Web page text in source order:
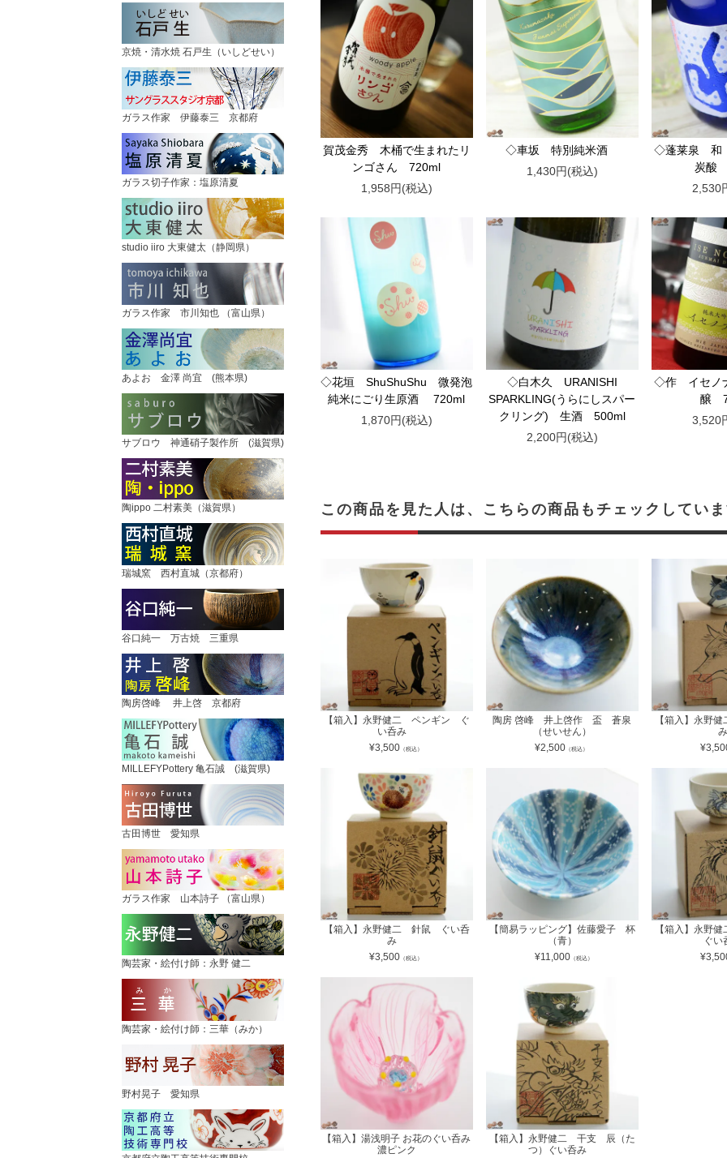
京焼・清水焼 石戸生（いしどせい）
ガラス作家 伊藤泰三 京都府
ガラス切子作家：塩原清夏
studio iiro 大東健太（静岡県）
ガラス作家 市川知也 （富山県）
あよお 金澤 尚宜 (熊本県)
サブロウ 神通硝子製作所 (滋賀県)
陶ippo 二村素美（滋賀県）
瑞城窯 西村直城（京都府）
谷口純一 万古焼 三重県
陶房啓峰 井上啓 京都府
MILLEFYPottery 亀石誠 (滋賀県)
古田博世 愛知県
ガラス作家 山本詩子 （富山県）
陶芸家・絵付け師：永野 健二
陶芸家・絵付け師：三華（みか）
野村晃子 愛知県
賀茂金秀 木桶で生まれたリ
ンゴさん 720ml
1,958円(税込)
◇車坂 特別純米酒
1,430円(税込)
◇蓬莱泉 和
炭酸
2,530
◇花垣 ShuShuShu 微発泡
純米にごり生原酒 720ml
1,870円(税込)
◇白木久 URANISHI
SPARKLING(うらにしスパー
クリング) 生酒 500ml
2,200円(税込)
◇作 イセノ
醸
3,520
この商品を見た人は、こちらの商品もチェックしてい
【箱入】永野健二 ペンギン ぐ
い呑み
¥3,500（税込）
陶房 啓峰 井上啓作 盃 蒼泉
（せいせん）
¥2,500（税込）
【箱入】永野
¥
【箱入】永野健二 針鼠 ぐい呑
み
¥3,500（税込）
【簡易ラッピング】佐藤愛子 杯
（青）
¥11,000（税込）
【箱入】永野
ぐ
¥
【箱入】湯浅明子 お花のぐい呑み
濃ピンク
【箱入】永野健二 干支 辰（た
つ）ぐい呑み